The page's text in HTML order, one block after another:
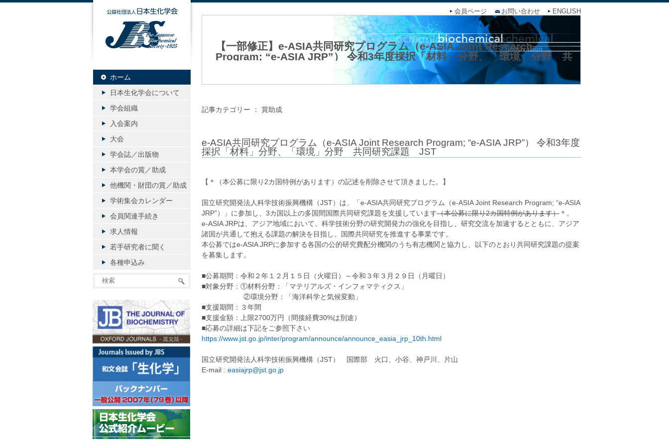
会員ページ お問い合わせ ENGLISH
【一部修正】e-ASIA共同研究プログラム（e-ASIA Joint Research
Program; “e-ASIA JRP”） 令和3年度採択「材料」分野、「環境」分野 共
記事カテゴリー ： 賞助成
e-ASIA共同研究プログラム（e-ASIA Joint Research Program; “e-ASIA JRP”） 令和3年度
採択「材料」分野、「環境」分野 共同研究課題 JST
【＊（本公募に限り2カ国特例があります）の記述を削除させて頂きました。】
国立研究開発法人科学技術振興機構（JST）は、「e-ASIA共同研究プログラム（e-ASIA Joint Research Program; “e-ASIA
JRP”）」に参加し、3カ国以上の多国間国際共同研究課題を支援しています（本公募に限り2カ国特例があります）＊。
e-ASIA JRPは、アジア地域において、科学技術分野の研究開発力の強化を目指し、研究交流を加速するとともに、アジア
諸国が共通して抱える課題の解決を目指し、国際共同研究を推進する事業です。
本公募ではe-ASIA JRPに参加する各国の公的研究費配分機関のうち有志機関と協力し、以下のとおり共同研究課題の提案
を募集します。
■公募期間：令和２年１２月１５日（火曜日）～令和３年３月２９日（月曜日）
■対象分野：①材料分野：「マテリアルズ・インフォマティクス」
②環境分野：「海洋科学と気候変動」
■支援期間：３年間
■支援金額：上限2700万円（間接経費30%は別途）
■応募の詳細は下記をご参照下さい
https://www.jst.go.jp/inter/program/announce/announce_easia_jrp_10th.html
国立研究開発法人科学技術振興機構（JST） 国際部 火口、小谷、神戸川、片山
E-mail : easiajrp@jst.go.jp
公益社団法人日本生化学会
ホーム
日本生化学会について
学会組織
入会案内
大会
学会誌／出版物
本学会の賞／助成
他機関・財団の賞／助成
学術集会カレンダー
会員関連手続き
求人情報
若手研究者に聞く
各種申込み